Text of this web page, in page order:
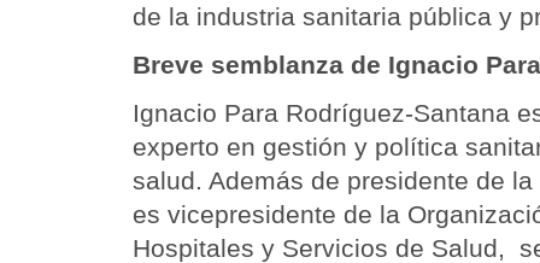
de la industria sanitaria pública y
Breve semblanza de Ignacio Para
Ignacio Para Rodríguez-Santana
experto en gestión y política
salud. Además de presidente de
es vicepresidente de la
Hospitales y Servicios de Salud,